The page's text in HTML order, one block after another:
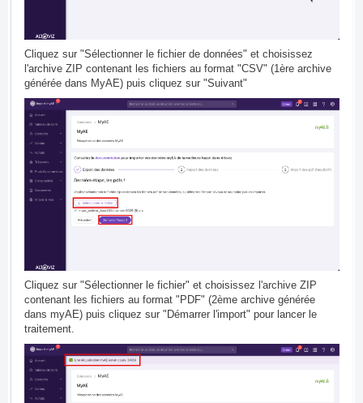
Cliquez sur "Sélectionner le fichier de données" et choisissez
l'archive ZIP contenant les fichiers au format "CSV" (1ère archive
générée dans MyAE) puis cliquez sur "Suivant"
Cliquez sur "Sélectionner le fichier" et choisissez l'archive ZIP
contenant les fichiers au format "PDF" (2ème archive générée
dans myAE) puis cliquez sur "Démarrer l'import" pour lancer le
traitement.